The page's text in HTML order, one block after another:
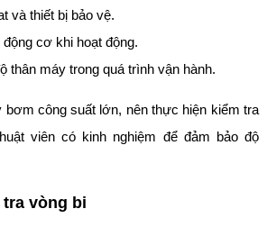
và thiết bị bảo vệ.
động cơ khi hoạt động.
thân máy trong quá trình vận hành.
công suất lớn, nên thực hiện kiểm tra
viên có kinh nghiệm để đảm bảo độ
vòng bi